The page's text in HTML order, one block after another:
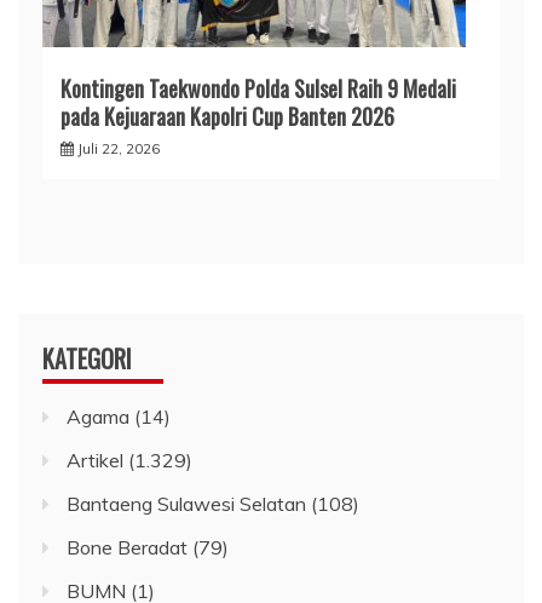
Kontingen Taekwondo Polda Sulsel Raih 9 Medali
pada Kejuaraan Kapolri Cup Banten 2026
Juli 22, 2026
KATEGORI
Agama (14)
Artikel (1.329)
Bantaeng Sulawesi Selatan (108)
Bone Beradat (79)
BUMN (1)